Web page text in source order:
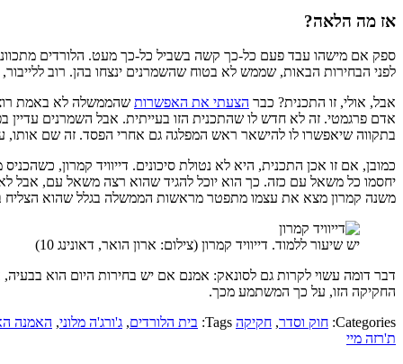
אז מה הלאה?
לפני הבחירות הבאות, שממש לא בטוח שהשמרנים ינצחו בהן. רוב
אבל, אולי, זו התכנית? כבר הצעתי את האפשרות שהממשלה לא באמת
אדם פרגמטי. זה לא חדש לו שהתכנית הזו בעייתית. אבל השמרנים עדיין
בתקווה שיאפשרו לו להישאר ראש המפלגה גם אחרי הפסד. זה שם אותו, על
משנה קמרון מצא את עצמו מתפטר מראשות הממשלה בגלל שהוא הצליח
יש שיעור ללמוד. דייוויד קמרון (צילום: ארון הואר, דאונינג 10)
דבר דומה עשוי לקרות גם לסונאק: אמנם אם יש בחירות היום הוא
החקיקה הזו, על כך המשתמע מכך.
Categories: חוק וסדר, חקיקה Tags: בית הלורדים, ג'ורג'ה מלוני, האמנה
ת'רזה מיי